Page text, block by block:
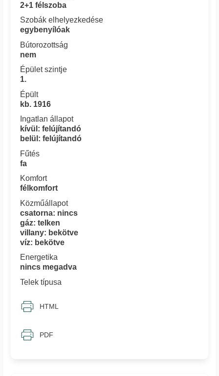
2+1 félszoba
Szobák elhelyezkedése
egybenyílóak
Bútorozottság
nem
Épület szintje
1.
Épült
kb. 1916
Ingatlan állapot
kívül: felújítandó
belül: felújítandó
Fűtés
fa
Komfort
félkomfort
Közműállapot
csatorna: nincs
gáz: telken
villany: bekötve
víz: bekötve
Energetika
nincs megadva
Telek típusa
HTML
PDF